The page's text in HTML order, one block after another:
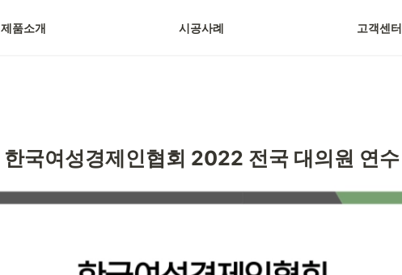
제품소개 시공사례 고객센터
한국여성경제인협회 2022 전국 대의원 연수